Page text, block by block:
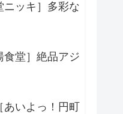
ニッキ］多彩な
食堂］絶品アジ
いよっ！円町